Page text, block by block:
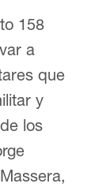
158
a
que
y
los